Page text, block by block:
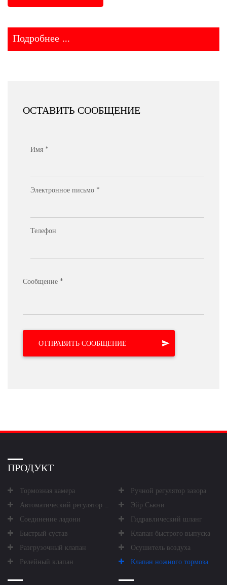
Подробнее ...
ОСТАВИТЬ СООБЩЕНИЕ
Имя *
Электронное письмо *
Телефон
Сообщение *
ПРОДУКТ
Тормозная камера
Ручной регулятор зазора
Автоматический регулятор зазора
Эйр Сьюзи
Соединение ладони
Гидравлический шланг
Быстрый сустав
Клапан быстрого выпуска
Разгрузочный клапан
Осушитель воздуха
Релейный клапан
Клапан ножного тормоза